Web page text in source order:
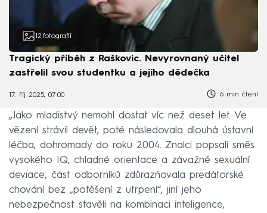
12 fotografií
Tragický příběh z Raškovic. Nevyrovnaný učitel
zastřelil svou studentku a jejího dědečka
17. říj 2025, 07:00 6 min čtení
„Jako mladistvý nemohl dostat víc než deset let. Ve
vězení strávil devět, poté následovala dlouhá ústavní
léčba, dohromady do roku 2004. Znalci popsali směs
vysokého IQ, chladné orientace a závažné sexuální
deviace; část odborníků zdůrazňovala predátorské
chování bez „potěšení z utrpení“, jiní jeho
nebezpečnost stavěli na kombinaci inteligence,